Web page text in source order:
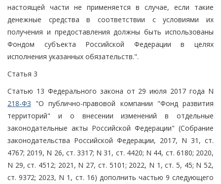
настоящей части не применяется в случае, если такие
денежные средства в соответствии с условиями их
получения и предоставления должны быть использованы
Фондом субъекта Российской Федерации в целях
исполнения указанных обязательств.".
Статья 3
Статью 13 Федерального закона от 29 июля 2017 года N
218-ФЗ "О публично-правовой компании "Фонд развития
территорий" и о внесении изменений в отдельные
законодательные акты Российской Федерации" (Собрание
законодательства Российской Федерации, 2017, N 31, ст.
4767; 2019, N 26, ст. 3317; N 31, ст. 4420; N 44, ст. 6180; 2020,
N 29, ст. 4512; 2021, N 27, ст. 5101; 2022, N 1, ст. 5, 45; N 52,
ст. 9372; 2023, N 1, ст. 16) дополнить частью 9 следующего